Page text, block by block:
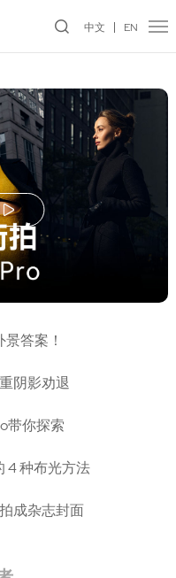
中文 EN
答案！
阴影劝退
带你探索
4 种布光方法
成杂志封面